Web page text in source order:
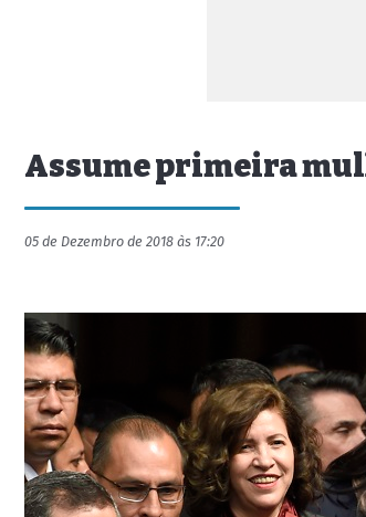
Assume primeira
05 de Dezembro de 2018 às 17:20